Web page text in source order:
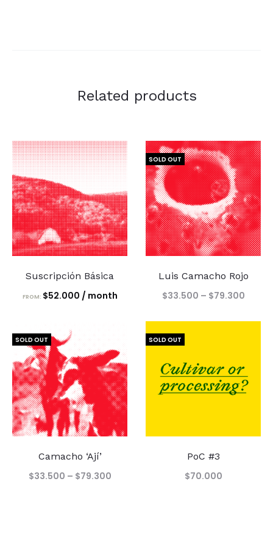
Related products
Suscripción Básica
FROM: $52.000 / month
SOLD OUT
Luis Camacho Rojo
$33.500 – $79.300Price
SOLD OUT
Camacho ‘Ají’
$33.500 – $79.300Price
SOLD OUT
PoC #3
$70.000